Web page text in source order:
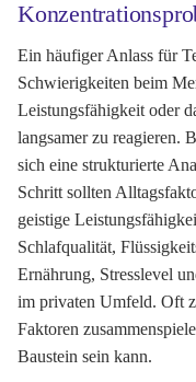
Ein häufiger Anlass für
Schwierigkeiten beim
Leistungsfähigkeit oder
langsamer zu reagieren.
sich eine strukturierte
Schritt sollten
geistige
Schlafqualität,
Ernährung, Stresslevel
im privaten Umfeld. Oft
Faktoren
Baustein sein kann.